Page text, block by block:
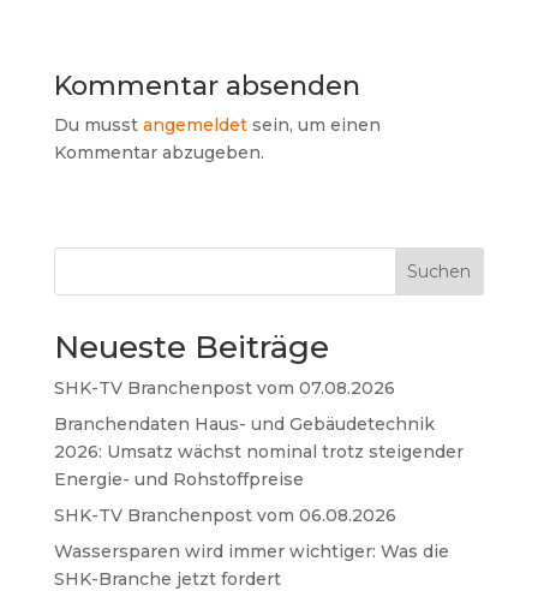
Kommentar absenden
Du musst angemeldetsein, um einen
Kommentar abzugeben.
Suchen
Neueste Beiträge
SHK-TV Branchenpost vom 07.08.2026
Branchendaten Haus- und Gebäudetechnik
2026: Umsatz wächst nominal trotz steigender
Energie- und Rohstoffpreise
SHK-TV Branchenpost vom 06.08.2026
Wassersparen wird immer wichtiger: Was die
SHK-Branche jetzt fordert